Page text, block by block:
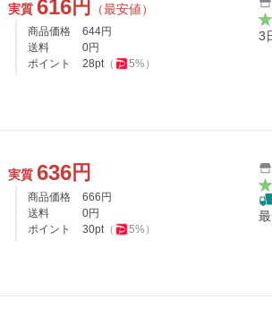
実質 616円 （最安値）
商品価格 644円
送料
0円
ポイント
28pt（ 5%）
3
実質 636円
商品価格 666 円
送料
0円
ポイント
30pt（ 5%）